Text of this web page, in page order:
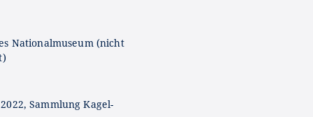
Nationalmuseum (nicht
Sammlung Kagel-